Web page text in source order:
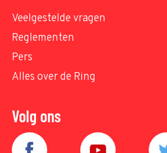
Veelgestelde vragen
Reglementen
Pers
Alles over de Ring
Volg ons